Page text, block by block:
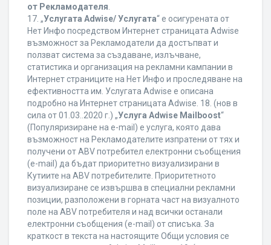
от Рекламодателя
17. „Услугата Adwise/ Услугата“ е осигурената от
Нет Инфо посредством Интернет страницата Adwise
възможност за Рекламодатели да достъпват и
ползват система за създаване, излъчване,
статистика и организация на рекламни кампании в
Интернет страниците на Нет Инфо и проследяване на
ефективността им. Услугата Adwise е описана
подробно на Интернет страницата Adwise. 18. (нов в
сила от 01.03..2020 г.) „Услуга Adwise Mailboost“
(Популяризиране на e-mail) е услуга, която дава
възможност на Рекламодателите изпратени от тях и
получени от ABV потребител електронни съобщения
(e-mail) да бъдат приоритетно визуализирани в
Кутиите на ABV потребителите. Приоритетното
визуализиране се извършва в специални рекламни
позиции, разположени в горната част на визуалното
поле на ABV потребителя и над всички останали
електронни съобщения (e-mail) от списъка. За
краткост в текста на настоящите Общи условия се